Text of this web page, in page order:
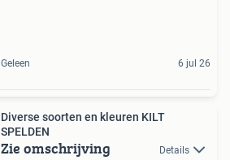
Geleen 6 jul 26
Diverse soorten en kleuren KILT
SPELDEN
Zie omschrijving Details